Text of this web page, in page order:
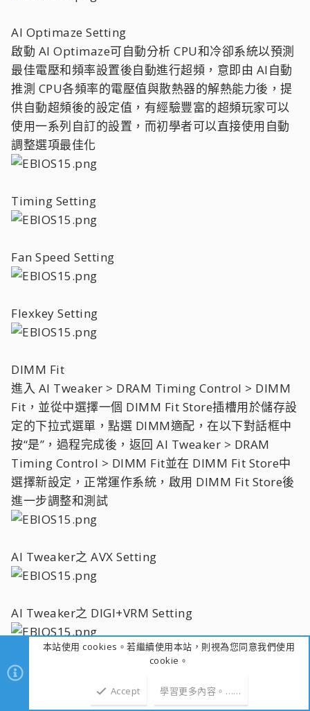
AI Optimaze Setting
啟動 AI Optimaze可自動分析 CPU和冷卻系統以預測
最佳電壓和頻率設置後自動進行超頻，意即由 AI自動
推測 CPU各頻率的電壓值與散熱器的解熱能力後，提
供自動超頻後的設定值，有經驗豐富的超頻玩家可以
使用一系列自訂的設置，而初學者可以直接使用自動
調整選項最佳化
Timing Setting
Fan Speed Setting
Flexkey Setting
DIMM Fit
進入 AI Tweaker > DRAM Timing Control > DIMM
Fit，並從中選擇一個 DIMM Fit Store插槽用於儲存設
定的下拉式選單，點選 DIMM適配，在以下對話框中
按“是”，過程完成後，返回 AI Tweaker > DRAM
Timing Control > DIMM Fit並在 DIMM Fit Store中
選擇新設定，正常運作系統，啟用 DIMM Fit Store後
進一步調整和測試
AI Tweaker之 AVX Setting
AI Tweaker之 DIGI+VRM Setting
AI功能與 AI學習
本站使用 cookies。若繼續使用本站，則視為您同意我們使用
cookie。
Accept 學習更多內容。……